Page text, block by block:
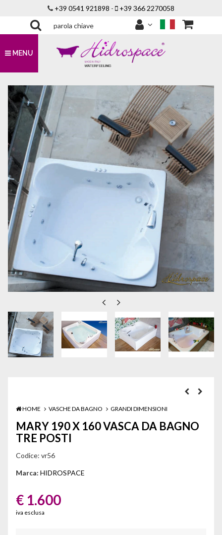
+39 0541 921898 - +39 366 2270058
MENU
HOME VASCHE DA BAGNO GRANDI DIMENSIONI
MARY 190 X 160 VASCA DA BAGNO
TRE POSTI
Codice: vr56
Marca: HIDROSPACE
€ 1.600
iva esclusa